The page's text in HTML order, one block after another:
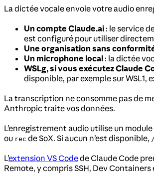
La dictée vocale envoie votre audio
Un compte Claude.ai : le service
est configuré pour utiliser
Une organisation sans
Un microphone local : la dictée
WSLg, si vous exécutez Claude
disponible, par exemple sur WSL1,
La transcription ne consomme pas de
Anthropic traite vos données.
L’enregistrement audio utilise un
ou rec de SoX. Si aucun n’est disponible,
L’extension VS Codede Claude Code
Remote, y compris SSH, Dev